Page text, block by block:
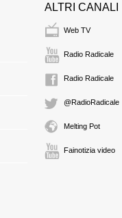
ALTRI CANALI
Web TV
Radio Radicale
Radio Radicale
@RadioRadicale
Melting Pot
Fainotizia video